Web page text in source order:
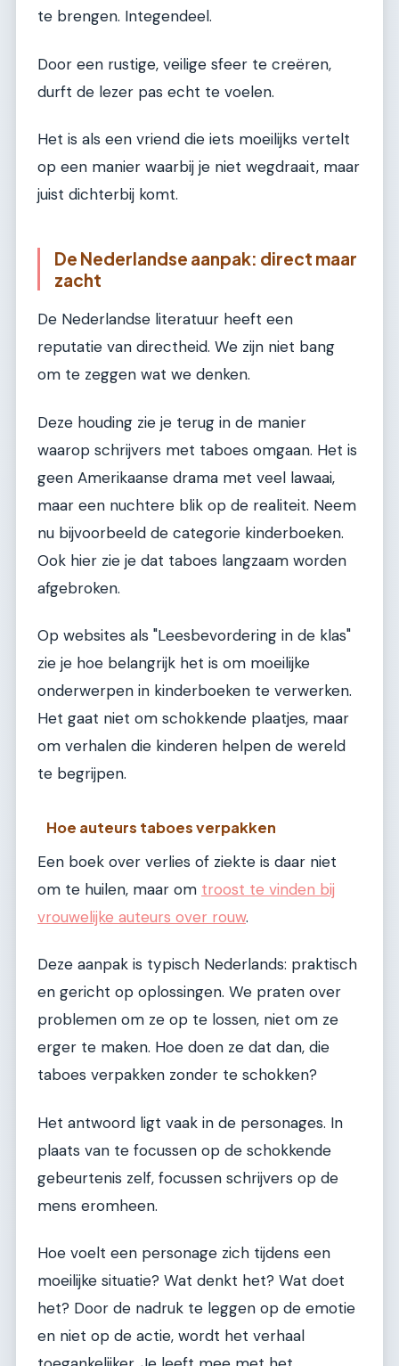
te brengen. Integendeel.
Door een rustige, veilige sfeer te creëren,
durft de lezer pas echt te voelen.
Het is als een vriend die iets moeilijks vertelt
op een manier waarbij je niet wegdraait, maar
juist dichterbij komt.
De Nederlandse aanpak: direct maar
zacht
De Nederlandse literatuur heeft een
reputatie van directheid. We zijn niet bang
om te zeggen wat we denken.
Deze houding zie je terug in de manier
waarop schrijvers met taboes omgaan. Het is
geen Amerikaanse drama met veel lawaai,
maar een nuchtere blik op de realiteit. Neem
nu bijvoorbeeld de categorie kinderboeken.
Ook hier zie je dat taboes langzaam worden
afgebroken.
Op websites als "Leesbevordering in de klas"
zie je hoe belangrijk het is om moeilijke
onderwerpen in kinderboeken te verwerken.
Het gaat niet om schokkende plaatjes, maar
om verhalen die kinderen helpen de wereld
te begrijpen.
Hoe auteurs taboes verpakken
Een boek over verlies of ziekte is daar niet
om te huilen, maar om troost te vinden bij
vrouwelijke auteurs over rouw.
Deze aanpak is typisch Nederlands: praktisch
en gericht op oplossingen. We praten over
problemen om ze op te lossen, niet om ze
erger te maken. Hoe doen ze dat dan, die
taboes verpakken zonder te schokken?
Het antwoord ligt vaak in de personages. In
plaats van te focussen op de schokkende
gebeurtenis zelf, focussen schrijvers op de
mens eromheen.
Hoe voelt een personage zich tijdens een
moeilijke situatie? Wat denkt het? Wat doet
het? Door de nadruk te leggen op de emotie
en niet op de actie, wordt het verhaal